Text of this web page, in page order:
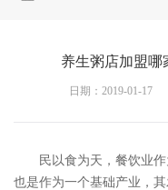
养生粥店加盟哪
日期：2019-01-17
民以食为天，餐饮业作
也是作为一个基础产业，